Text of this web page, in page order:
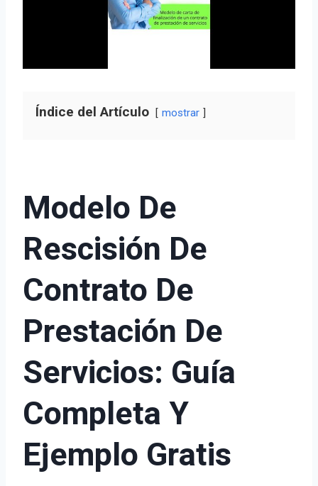
Índice del Artículo mostrar
Modelo De
Rescisión De
Contrato De
Prestación De
Servicios: Guía
Completa Y
Ejemplo Gratis